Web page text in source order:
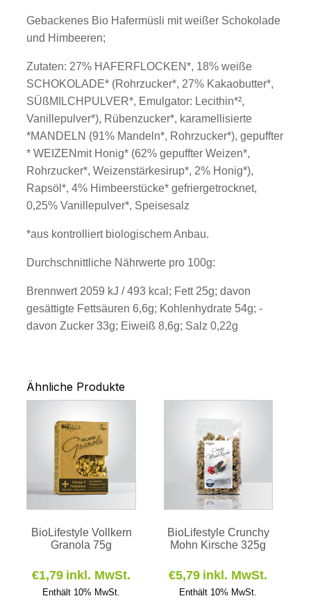
Gebackenes Bio Hafermüsli mit weißer Schokolade
und Himbeeren;
Zutaten: 27% HAFERFLOCKEN*, 18% weiße
SCHOKOLADE* (Rohrzucker*, 27% Kakaobutter*,
SÜßMILCHPULVER*, Emulgator: Lecithin*²,
Vanillepulver*), Rübenzucker*, karamellisierte
*MANDELN (91% Mandeln*, Rohrzucker*), gepuffter
* WEIZENmit Honig* (62% gepuffter Weizen*,
Rohrzucker*, Weizenstärkesirup*, 2% Honig*),
Rapsöl*, 4% Himbeerstücke* gefriergetrocknet,
0,25% Vanillepulver*, Speisesalz
*aus kontrolliert biologischem Anbau.
Durchschnittliche Nährwerte pro 100g:
Brennwert 2059 kJ / 493 kcal; Fett 25g; davon
gesättigte Fettsäuren 6,6g; Kohlenhydrate 54g; -
davon Zucker 33g; Eiweiß 8,6g; Salz 0,22g
Ähnliche Produkte
BioLifestyle Vollkern
Granola 75g
€1,79 inkl. MwSt.
Enthält 10% MwSt.
BioLifestyle Crunchy
Mohn Kirsche 325g
€5,79 inkl. MwSt.
Enthält 10% MwSt.